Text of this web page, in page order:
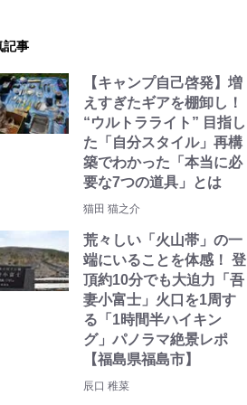
記事
【キャンプ自己啓発】増
えすぎたギアを棚卸し！
“ウルトラライト” 目指し
た「自分スタイル」再構
築でわかった「本当に必
要な7つの道具」とは
猫田 猫之介
荒々しい「火山帯」の一
端にいることを体感！ 登
頂約10分でも大迫力「吾
妻小富士」火口を1周す
る「1時間半ハイキン
グ」パノラマ絶景レポ
【福島県福島市】
辰口 稚菜